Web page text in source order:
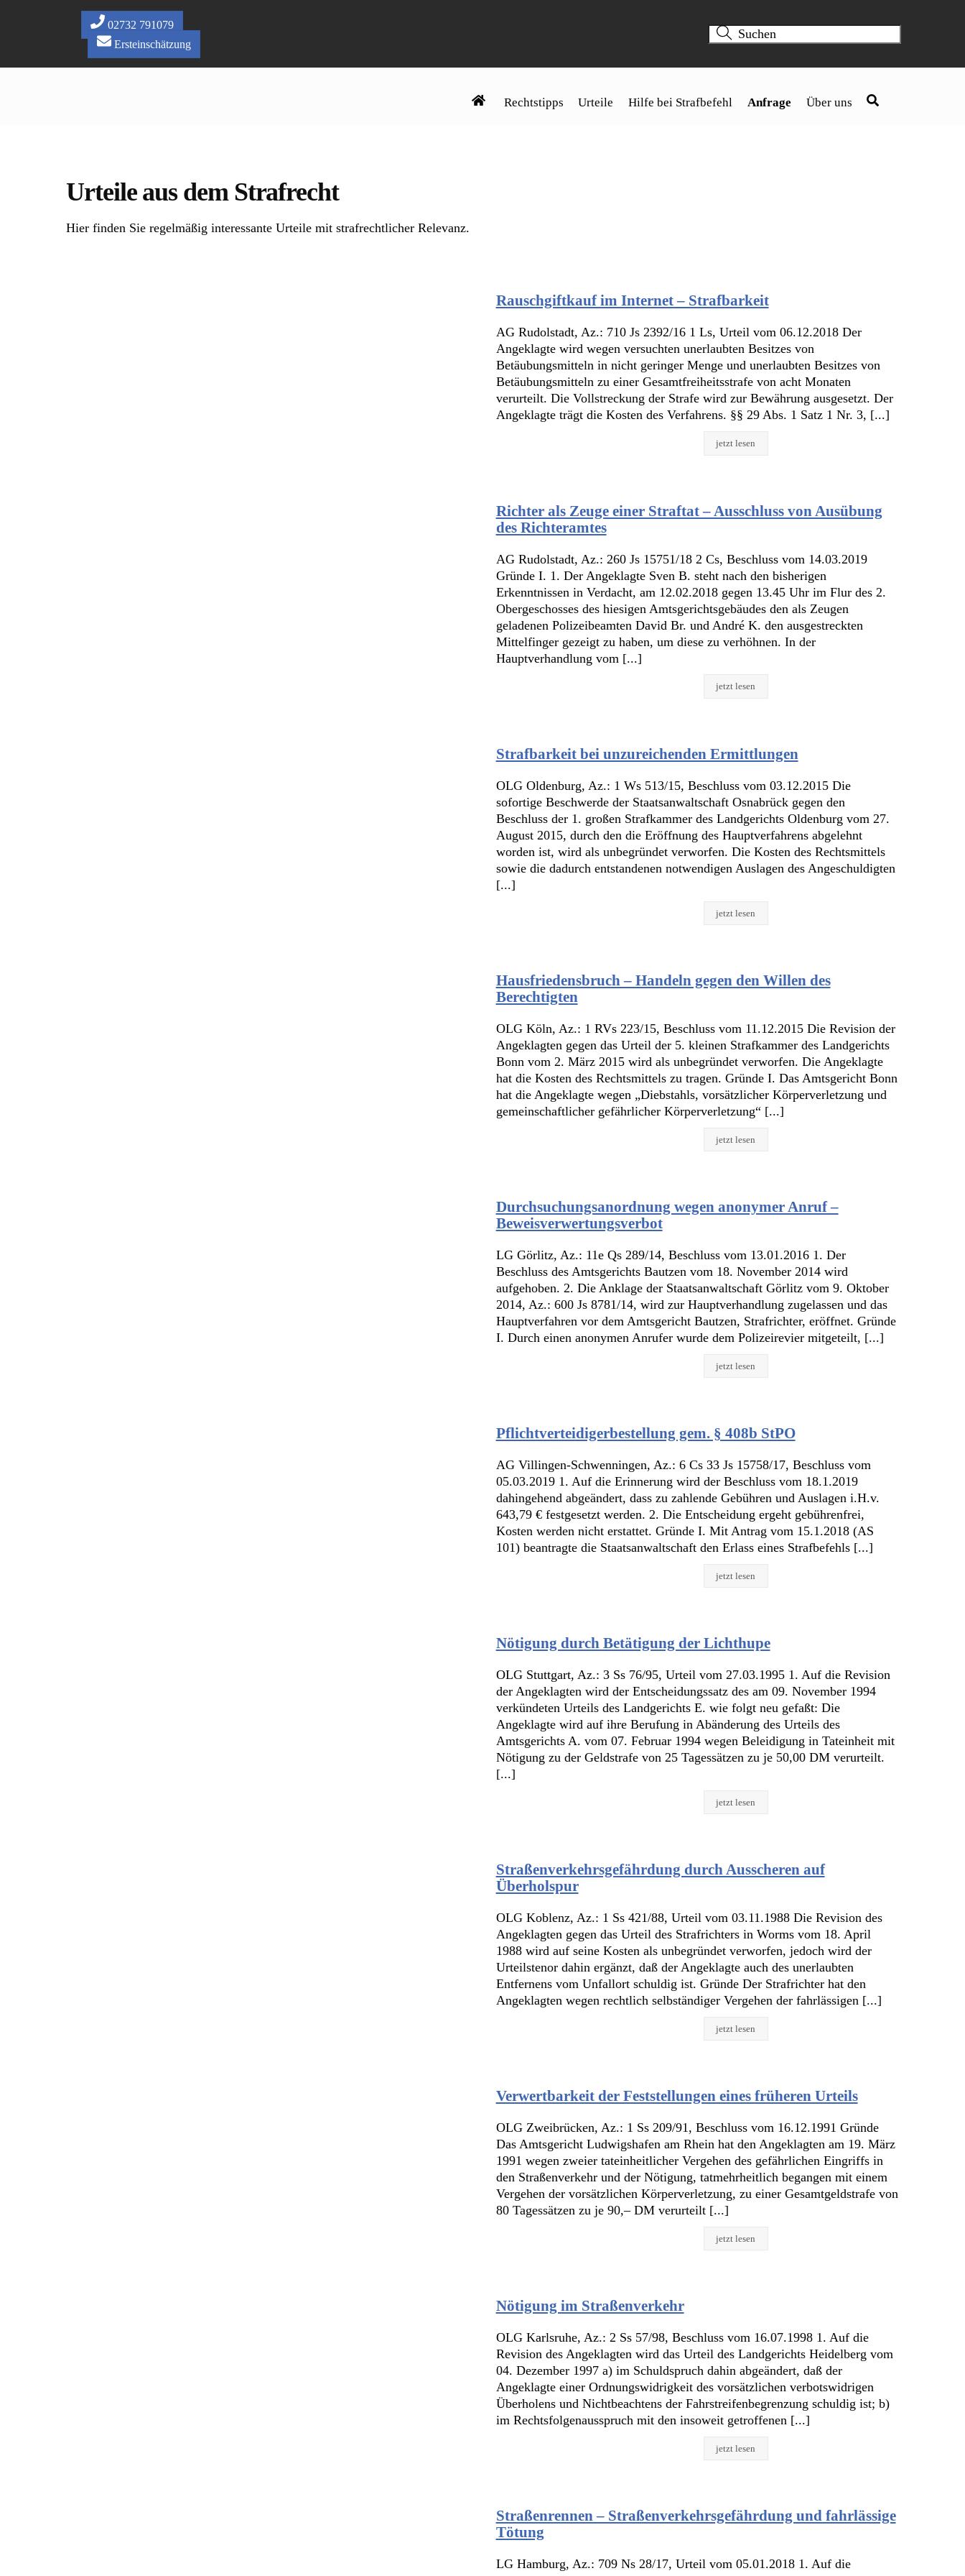
02732 791079
Ersteinschätzung
Rechtstipps Urteile Hilfe bei Strafbefehl Anfrage Über uns
Urteile aus dem Strafrecht
Hier finden Sie regelmäßig interessante Urteile mit strafrechtlicher Relevanz.
Rauschgiftkauf im Internet – Strafbarkeit
AG Rudolstadt, Az.: 710 Js 2392/16 1 Ls, Urteil vom 06.12.2018 Der
Angeklagte wird wegen versuchten unerlaubten Besitzes von
Betäubungsmitteln in nicht geringer Menge und unerlaubten Besitzes von
Betäubungsmitteln zu einer Gesamtfreiheitsstrafe von acht Monaten
verurteilt. Die Vollstreckung der Strafe wird zur Bewährung ausgesetzt. Der
Angeklagte trägt die Kosten des Verfahrens. §§ 29 Abs. 1 Satz 1 Nr. 3, [...]
jetzt lesen
Richter als Zeuge einer Straftat – Ausschluss von Ausübung
des Richteramtes
AG Rudolstadt, Az.: 260 Js 15751/18 2 Cs, Beschluss vom 14.03.2019
Gründe I. 1. Der Angeklagte Sven B. steht nach den bisherigen
Erkenntnissen in Verdacht, am 12.02.2018 gegen 13.45 Uhr im Flur des 2.
Obergeschosses des hiesigen Amtsgerichtsgebäudes den als Zeugen
geladenen Polizeibeamten David Br. und André K. den ausgestreckten
Mittelfinger gezeigt zu haben, um diese zu verhöhnen. In der
Hauptverhandlung vom [...]
jetzt lesen
Strafbarkeit bei unzureichenden Ermittlungen
OLG Oldenburg, Az.: 1 Ws 513/15, Beschluss vom 03.12.2015 Die
sofortige Beschwerde der Staatsanwaltschaft Osnabrück gegen den
Beschluss der 1. großen Strafkammer des Landgerichts Oldenburg vom 27.
August 2015, durch den die Eröffnung des Hauptverfahrens abgelehnt
worden ist, wird als unbegründet verworfen. Die Kosten des Rechtsmittels
sowie die dadurch entstandenen notwendigen Auslagen des Angeschuldigten
[...]
jetzt lesen
Hausfriedensbruch – Handeln gegen den Willen des
Berechtigten
OLG Köln, Az.: 1 RVs 223/15, Beschluss vom 11.12.2015 Die Revision der
Angeklagten gegen das Urteil der 5. kleinen Strafkammer des Landgerichts
Bonn vom 2. März 2015 wird als unbegründet verworfen. Die Angeklagte
hat die Kosten des Rechtsmittels zu tragen. Gründe I. Das Amtsgericht Bonn
hat die Angeklagte wegen „Diebstahls, vorsätzlicher Körperverletzung und
gemeinschaftlicher gefährlicher Körperverletzung“ [...]
jetzt lesen
Durchsuchungsanordnung wegen anonymer Anruf –
Beweisverwertungsverbot
LG Görlitz, Az.: 11e Qs 289/14, Beschluss vom 13.01.2016 1. Der
Beschluss des Amtsgerichts Bautzen vom 18. November 2014 wird
aufgehoben. 2. Die Anklage der Staatsanwaltschaft Görlitz vom 9. Oktober
2014, Az.: 600 Js 8781/14, wird zur Hauptverhandlung zugelassen und das
Hauptverfahren vor dem Amtsgericht Bautzen, Strafrichter, eröffnet. Gründe
I. Durch einen anonymen Anrufer wurde dem Polizeirevier mitgeteilt, [...]
jetzt lesen
Pflichtverteidigerbestellung gem. § 408b StPO
AG Villingen-Schwenningen, Az.: 6 Cs 33 Js 15758/17, Beschluss vom
05.03.2019 1. Auf die Erinnerung wird der Beschluss vom 18.1.2019
dahingehend abgeändert, dass zu zahlende Gebühren und Auslagen i.H.v.
643,79 € festgesetzt werden. 2. Die Entscheidung ergeht gebührenfrei,
Kosten werden nicht erstattet. Gründe I. Mit Antrag vom 15.1.2018 (AS
101) beantragte die Staatsanwaltschaft den Erlass eines Strafbefehls [...]
jetzt lesen
Nötigung durch Betätigung der Lichthupe
OLG Stuttgart, Az.: 3 Ss 76/95, Urteil vom 27.03.1995 1. Auf die Revision
der Angeklagten wird der Entscheidungssatz des am 09. November 1994
verkündeten Urteils des Landgerichts E. wie folgt neu gefaßt: Die
Angeklagte wird auf ihre Berufung in Abänderung des Urteils des
Amtsgerichts A. vom 07. Februar 1994 wegen Beleidigung in Tateinheit mit
Nötigung zu der Geldstrafe von 25 Tagessätzen zu je 50,00 DM verurteilt.
[...]
jetzt lesen
Straßenverkehrsgefährdung durch Ausscheren auf
Überholspur
OLG Koblenz, Az.: 1 Ss 421/88, Urteil vom 03.11.1988 Die Revision des
Angeklagten gegen das Urteil des Strafrichters in Worms vom 18. April
1988 wird auf seine Kosten als unbegründet verworfen, jedoch wird der
Urteilstenor dahin ergänzt, daß der Angeklagte auch des unerlaubten
Entfernens vom Unfallort schuldig ist. Gründe Der Strafrichter hat den
Angeklagten wegen rechtlich selbständiger Vergehen der fahrlässigen [...]
jetzt lesen
Verwertbarkeit der Feststellungen eines früheren Urteils
OLG Zweibrücken, Az.: 1 Ss 209/91, Beschluss vom 16.12.1991 Gründe
Das Amtsgericht Ludwigshafen am Rhein hat den Angeklagten am 19. März
1991 wegen zweier tateinheitlicher Vergehen des gefährlichen Eingriffs in
den Straßenverkehr und der Nötigung, tatmehrheitlich begangen mit einem
Vergehen der vorsätzlichen Körperverletzung, zu einer Gesamtgeldstrafe von
80 Tagessätzen zu je 90,– DM verurteilt [...]
jetzt lesen
Nötigung im Straßenverkehr
OLG Karlsruhe, Az.: 2 Ss 57/98, Beschluss vom 16.07.1998 1. Auf die
Revision des Angeklagten wird das Urteil des Landgerichts Heidelberg vom
04. Dezember 1997 a) im Schuldspruch dahin abgeändert, daß der
Angeklagte einer Ordnungswidrigkeit des vorsätzlichen verbotswidrigen
Überholens und Nichtbeachtens der Fahrstreifenbegrenzung schuldig ist; b)
im Rechtsfolgenausspruch mit den insoweit getroffenen [...]
jetzt lesen
Straßenrennen – Straßenverkehrsgefährdung und fahrlässige
Tötung
LG Hamburg, Az.: 709 Ns 28/17, Urteil vom 05.01.2018 1. Auf die